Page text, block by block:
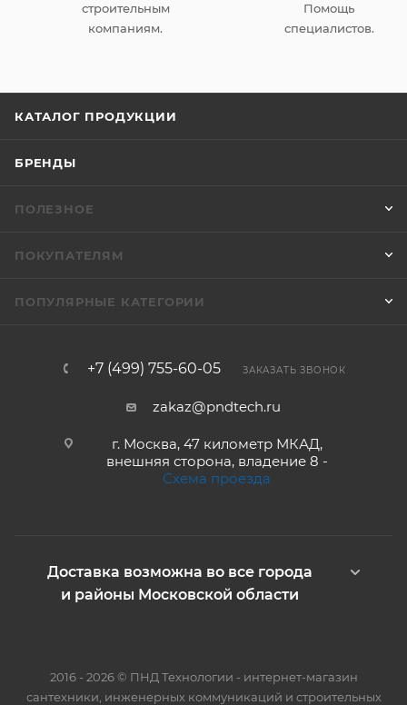
строительным
компаниям.
Помощь
специалистов.
КАТАЛОГ ПРОДУКЦИИ
БРЕНДЫ
ПОЛЕЗНОЕ
ПОКУПАТЕЛЯМ
ПОПУЛЯРНЫЕ КАТЕГОРИИ
+7 (499) 755-60-05 ЗАКАЗАТЬ ЗВОНОК
zakaz@pndtech.ru
г. Москва, 47 километр МКАД,
внешняя сторона, владение 8 -
Схема проезда
Доставка возможна во все города
и районы Московской области
2016 - 2026 © ПНД Технологии - интернет-магазин
сантехники, инженерных коммуникаций и строительных